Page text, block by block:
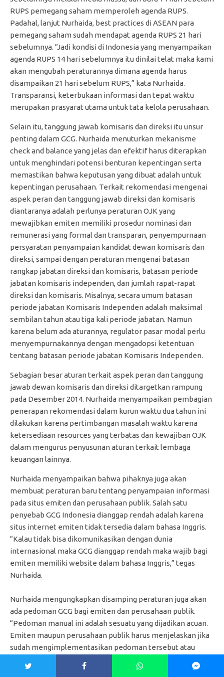
RUPS pemegang saham memperoleh agenda RUPS.
Padahal, lanjut Nurhaida, best practices di ASEAN para
pemegang saham sudah mendapat agenda RUPS 21 hari
sebelumnya. “Jadi kondisi di Indonesia yang menyampaikan
agenda RUPS 14 hari sebelumnya itu dinilai telat maka kami
akan mengubah peraturannya dimana agenda harus
disampaikan 21 hari sebelum RUPS,” kata Nurhaida.
Transparansi, keterbukaan informasi dan tepat waktu
merupakan prasyarat utama untuk tata kelola perusahaan.
Selain itu, tanggung jawab komisaris dan direksi itu unsur
penting dalam GCG. Nurhaida menuturkan mekanisme
check and balance yang jelas dan efektif harus diterapkan
untuk menghindari potensi benturan kepentingan serta
memastikan bahwa keputusan yang dibuat adalah untuk
kepentingan perusahaan. Terkait rekomendasi mengenai
aspek peran dan tanggung jawab direksi dan komisaris
diantaranya adalah perlunya peraturan OJK yang
mewajibkan emiten memiliki prosedur nominasi dan
remunerasi yang formal dan transparan, penyempurnaan
persyaratan penyampaian kandidat dewan komisaris dan
direksi, sampai dengan peraturan mengenai batasan
rangkap jabatan direksi dan komisaris, batasan periode
jabatan komisaris independen, dan jumlah rapat-rapat
direksi dan komisaris. Misalnya, secara umum batasan
periode jabatan Komisaris Independen adalah maksimal
sembilan tahun atau tiga kali periode jabatan. Namun
karena belum ada aturannya, regulator pasar modal perlu
menyempurnakannya dengan mengadopsi ketentuan
tentang batasan periode jabatan Komisaris Independen.
Sebagian besar aturan terkait aspek peran dan tanggung
jawab dewan komisaris dan direksi ditargetkan rampung
pada Desember 2014. Nurhaida menyampaikan pembagian
penerapan rekomendasi dalam kurun waktu dua tahun ini
dilakukan karena pertimbangan masalah waktu karena
ketersediaan resources yang terbatas dan kewajiban OJK
dalam mengurus penyusunan aturan terkait lembaga
keuangan lainnya.
Nurhaida menyampaikan bahwa pihaknya juga akan
membuat peraturan baru tentang penyampaian informasi
pada situs emiten dan perusahaan publik. Salah satu
penyebab GCG Indonesia dianggap rendah adalah karena
situs internet emiten tidak tersedia dalam bahasa Inggris.
“Kalau tidak bisa dikomunikasikan dengan dunia
internasional maka GCG dianggap rendah maka wajib bagi
emiten memiliki website dalam bahasa Inggris,” tegas
Nurhaida.
Nurhaida mengungkapkan disamping peraturan juga akan
ada pedoman GCG bagi emiten dan perusahaan publik.
“Pedoman manual ini adalah sesuatu yang dijadikan acuan.
Emiten maupun perusahaan publik harus menjelaskan jika
sudah mengimplementasikan pedoman tersebut atau
mengatur pengungkapan kesesuaian terhadap pedoman